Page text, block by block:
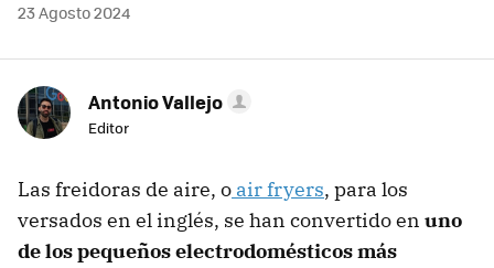
23 Agosto 2024
Antonio Vallejo
Editor
Las freidoras de aire, o air fryers, para los
versados en el inglés, se han convertido en uno
de los pequeños electrodomésticos más